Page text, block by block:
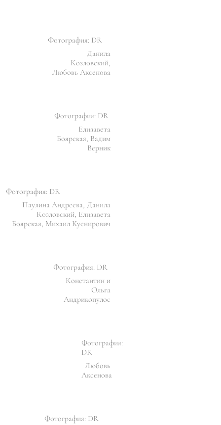
Фотография: DR
Данила
Козловский,
Любовь Аксенова
Фотография: DR
Елизавета
Боярская, Вадим
Верник
Фотография: DR
Паулина Андреева, Данила
Козловский, Елизавета
Боярская, Михаил Куснирович
Фотография: DR
Константин и
Ольга
Андрикопулос
Фотография:
DR
Любовь
Аксенова
Фотография: DR